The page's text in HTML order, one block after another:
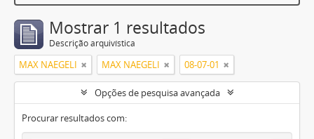
Mostrar 1 resultados
Descrição arquivística
MAX NAEGELI MAX NAEGELI 08-07-01
Opções de pesquisa avançada
Procurar resultados com: